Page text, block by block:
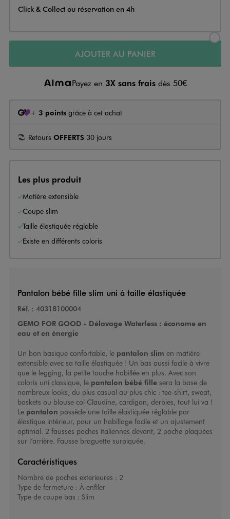
Click & Collect ou réservation en 4h
AJOUTER AU PANIER
Payez en 3X sans frais dès 50€
+ 3 points grâce à cet achat
Retours OFFERTS 30 jours
Les plus produit
Matière extensible
Coupe slim
Taille élastiquée réglable
Existe en différents coloris
Pantalon bébé fille slim uni à taille élastiquée
Réf. : 40318100004
GEMO FOR GOOD - Délavage Waterless : économe en
eau et en énergie
Un bon basique confortable, lepantalon slim en matière
extensible avec sa taille élastiquée ! Un bas aussi facile à vivre
que le legging, la petite touche habillée en plus. Avec son
coloris uni classique, le pantalon bébé fillesera la base de
nombreux looks, du plus casual au plus chic : tee-shirt, sweat,
baskets ou blouse col Claudine, cardigan, derbies, tout lui va !
Le pantalon possède une taille élastiquée réglable par
élastique intérieur, pour un habillage facile et un ajustement
optimal. 2 fausses poches italiennes devant, 2 poche plaquées
sur l’arrière. Fausse braguette surpiquée.
Caractéristiques
Nombre de poches exterieures : 2
Type de fermeture : À enfiler
Type de coupe bas : Slim